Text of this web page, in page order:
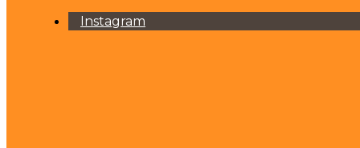
Instagram